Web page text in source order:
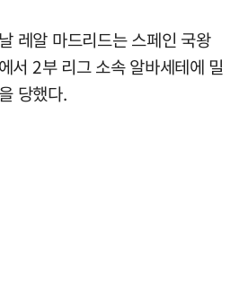
레알 마드리드는 스페인 국왕
서 2부 리그 소속 알바세테에 밀
당했다.